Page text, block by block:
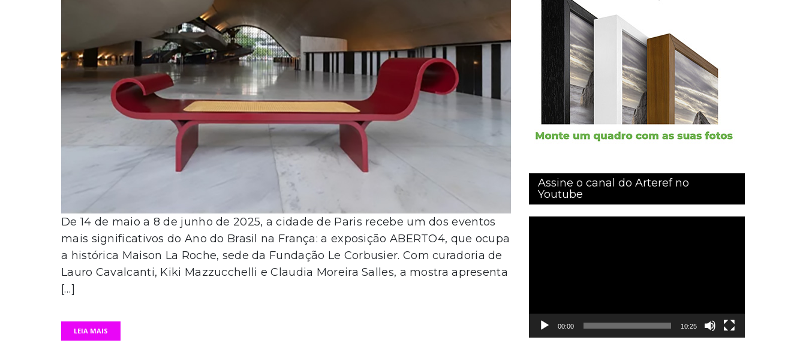
De 14 de maio a 8 de junho de 2025, a cidade de Paris recebe um dos eventos
mais significativos do Ano do Brasil na França: a exposição ABERTO4, que ocupa
a histórica Maison La Roche, sede da Fundação Le Corbusier. Com curadoria de
Lauro Cavalcanti, Kiki Mazzucchelli e Claudia Moreira Salles, a mostra apresenta
[…]
LEIA MAIS
Assine o canal do Arteref no
Youtube
00:00 10:25